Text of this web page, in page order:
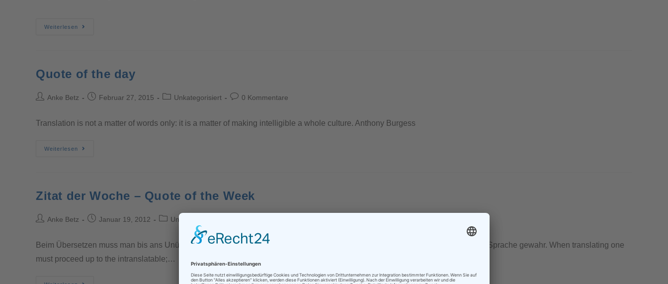
Weiterlesen
Quote of the day
Anke Betz Februar 27, 2015 Unkategorisiert 0 Kommentare
Translation is not a matter of words only: it is a matter of making intelligible a whole culture. Anthony Burgess
Weiterlesen
Zitat der Woche – Quote of the Week
Anke Betz Januar 19, 2012 Unkategorisiert
Beim Übersetzen muss man bis ans Unübersetzliche herangehen; alsdann wird man aber erst die fremde Nation und die fremde Sprache gewahr. When translating one
must proceed up to the intranslatable;…